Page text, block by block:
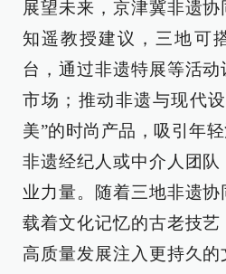
展望未来，京津冀非遗
知遥教授建议，三地可
台，通过非遗特展等活
市场；推动非遗与现代
美”的时尚产品，吸引年
非遗经纪人或中介人团
业力量。随着三地非遗
载着文化记忆的古老技艺
高质量发展注入更持久